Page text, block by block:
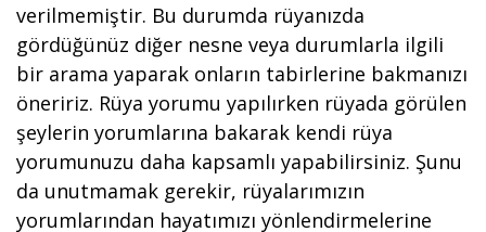
verilmemiştir. Bu durumda rüyanızda
gördüğünüz diğer nesne veya durumlarla ilgili
bir arama yaparak onların tabirlerine bakmanızı
öneririz. Rüya yorumu yapılırken rüyada görülen
şeylerin yorumlarına bakarak kendi rüya
yorumunuzu daha kapsamlı yapabilirsiniz. Şunu
da unutmamak gerekir, rüyalarımızın
yorumlarından hayatımızı yönlendirmelerine